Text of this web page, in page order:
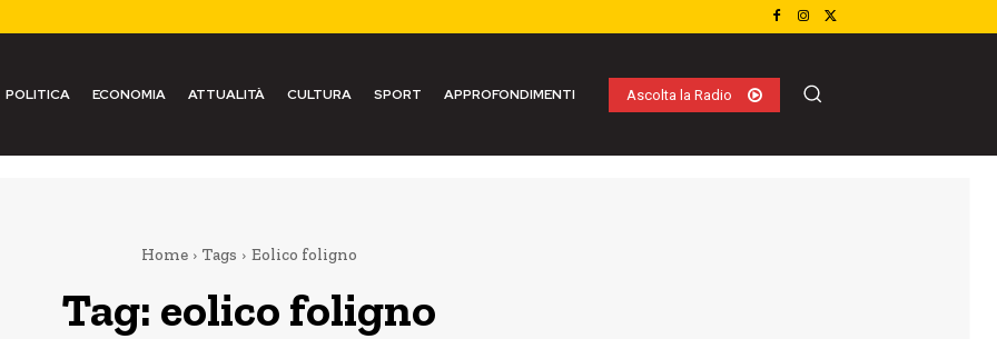
POLITICA ECONOMIA ATTUALITÀ CULTURA SPORT APPROFONDIMENTI Ascolta la Radio
Home Tags Eolico foligno
Tag: eolico foligno